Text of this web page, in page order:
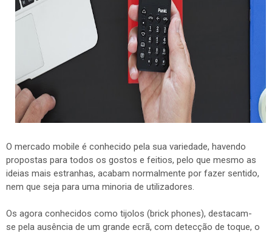
O mercado mobile é conhecido pela sua variedade, havendo
propostas para todos os gostos e feitios, pelo que mesmo as
ideias mais estranhas, acabam normalmente por fazer sentido,
nem que seja para uma minoria de utilizadores.
Os agora conhecidos como tijolos (brick phones), destacam-
se pela ausência de um grande ecrã, com detecção de toque, o